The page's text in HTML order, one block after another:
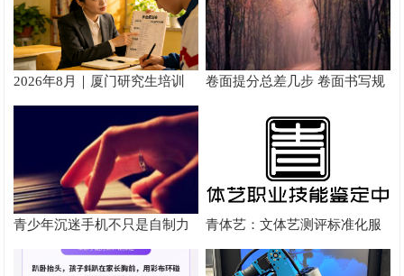
2026年8月｜厦门研究生培训
推荐
卷面提分总差几步 卷面书写规
青少年沉迷手机不只是自制力
差！陕西家长读懂背后的心理
根源
青体艺：文体艺测评标准化服
务体系解析